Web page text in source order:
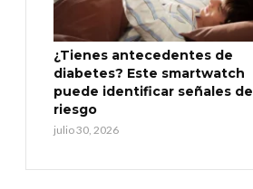
¿Tienes antecedentes de
diabetes? Este smartwatch
puede identificar señales de
riesgo
julio 30, 2026